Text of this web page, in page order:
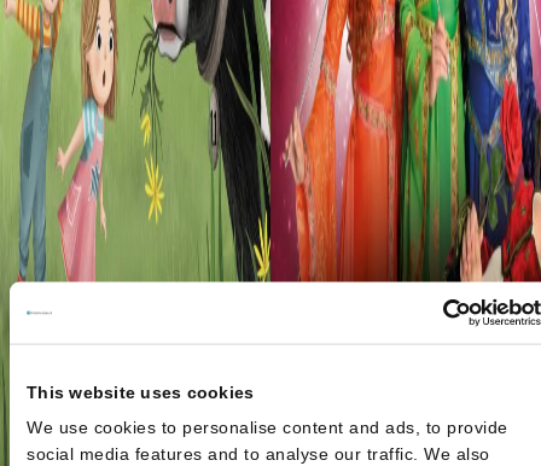
This website uses cookies
We use cookies to personalise content and ads, to provide
social media features and to analyse our traffic. We also